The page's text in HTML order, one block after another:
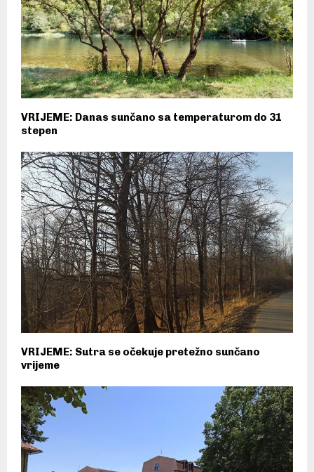
VRIJEME: Danas sunčano sa temperaturom do 31
stepen
VRIJEME: Sutra se očekuje pretežno sunčano
vrijeme